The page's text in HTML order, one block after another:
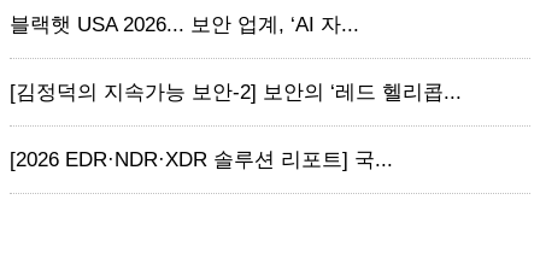
블랙햇 USA 2026... 보안 업계, ‘AI 자...
[김정덕의 지속가능 보안-2] 보안의 ‘레드 헬리콥...
[2026 EDR·NDR·XDR 솔루션 리포트] 국...